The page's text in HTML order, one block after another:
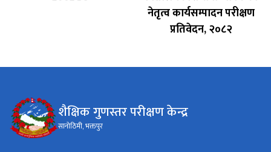
नेतृत्व कार्यसम्पादन परीक्षण
प्रतिवेदन, २०८२
शैक्षिक गुणस्तर परीक्षण केन्द्र
सानोठिमी, भक्तपुर